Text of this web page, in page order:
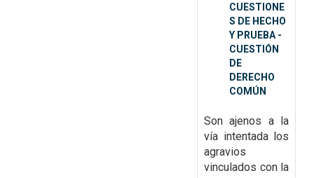
CUESTIONE
S DE HECHO
Y PRUEBA -
CUESTIÓN
DE
DERECHO
COMÚN
Son ajenos a la
vía intentada los
agravios
vinculados con la